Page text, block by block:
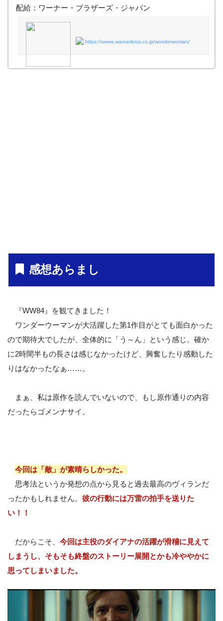
配給：ワーナー・ブラザーズ・ジャパン
https://wwws.warnerbros.co.jp/wonderwoman/
感想あらまし
『WW84』を観てきました！
ワンダーウーマンが大活躍した第1作目がとても面白かった
ので期待大でしたが、全体的に「う～ん」という感じ。確か
に2時間半もの長さは感じなかったけど、興奮したり感動した
りはなかったなぁ……。
まぁ、私は原作を読んでいないので、もし原作通りの内容
だったらゴメンナサイ。
今回は「敵」が素晴らしかった。
思考法というか発想の点から見ると過去最高のヴィランだ
ったかもしれません。 彼の行動には万雷の拍手を送りた
い！！
だからこそ、 今回は主役のダイアナの活躍が滑稽に見えて
しまうし、そもそも終盤のストーリー展開とかも冷ややかに
思ってしまいました。